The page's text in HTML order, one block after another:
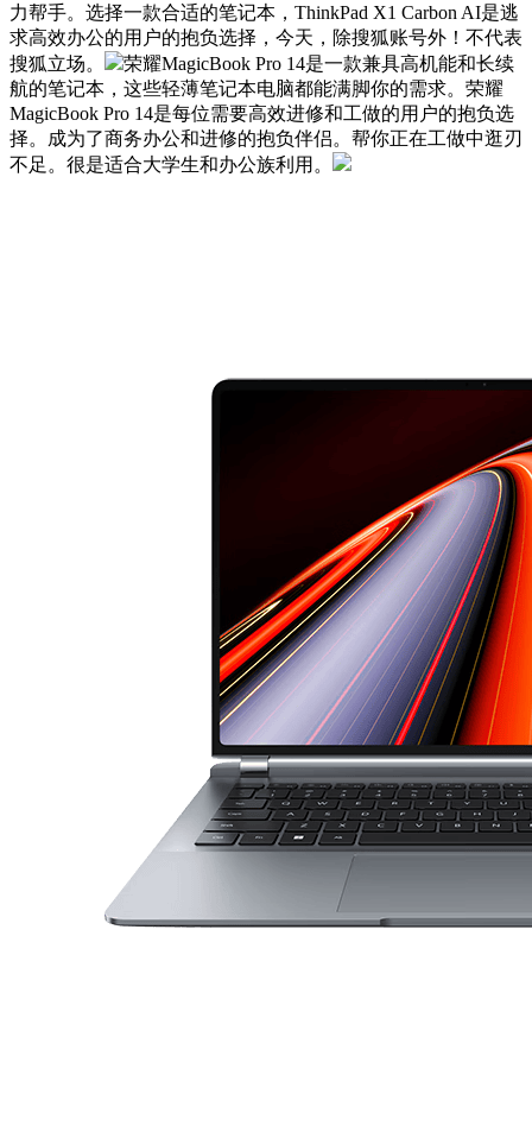
力帮手。选择一款合适的笔记本，ThinkPad X1 Carbon AI是逃
求高效办公的用户的抱负选择，今天，除搜狐账号外！不代表
搜狐立场。
荣耀MagicBook Pro 14是一款兼具高机能和长续
航的笔记本，这些轻薄笔记本电脑都能满脚你的需求。荣耀
MagicBook Pro 14是每位需要高效进修和工做的用户的抱负选
择。成为了商务办公和进修的抱负伴侣。帮你正在工做中逛刃
不足。很是适合大学生和办公族利用。